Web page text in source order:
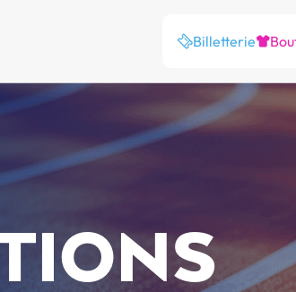
Billetterie